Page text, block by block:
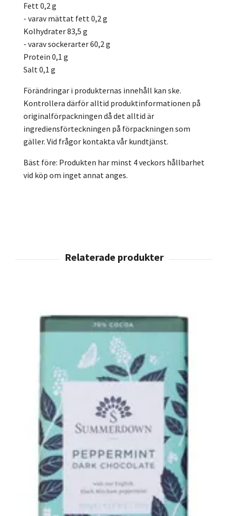
Fett 0,2 g
- varav mättat fett 0,2 g
Kolhydrater 83,5 g
- varav sockerarter 60,2 g
Protein 0,1 g
Salt 0,1 g
Förändringar i produkternas innehåll kan ske.
Kontrollera därför alltid produktinformationen på
originalförpackningen då det alltid är
ingrediensförteckningen på förpackningen som
gäller. Vid frågor kontakta vår kundtjänst.
Bäst före: Produkten har minst 4 veckors hållbarhet
vid köp om inget annat anges.